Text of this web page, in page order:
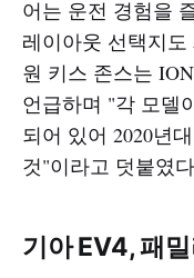
어는 운전 경험을
레이아웃 선택지
원 키스 존스는
언급하며 "각 모델
되어 있어 2020년
것"이라고 덧붙였
기아 EV4, 패